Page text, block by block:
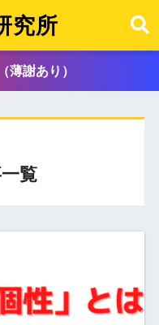
究所
薄謝あり）
覧